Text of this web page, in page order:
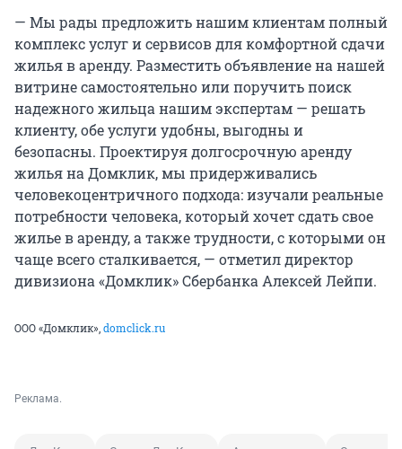
— Мы рады предложить нашим клиентам полный
комплекс услуг и сервисов для комфортной сдачи
жилья в аренду. Разместить объявление на нашей
витрине самостоятельно или поручить поиск
надежного жильца нашим экспертам — решать
клиенту, обе услуги удобны, выгодны и
безопасны. Проектируя долгосрочную аренду
жилья на Домклик, мы придерживались
человекоцентричного подхода: изучали реальные
потребности человека, который хочет сдать свое
жилье в аренду, а также трудности, с которыми он
чаще всего сталкивается, — отметил директор
дивизиона «Домклик» Сбербанка Алексей Лейпи.
ООО «Домклик»,domclick.ru
Реклама.